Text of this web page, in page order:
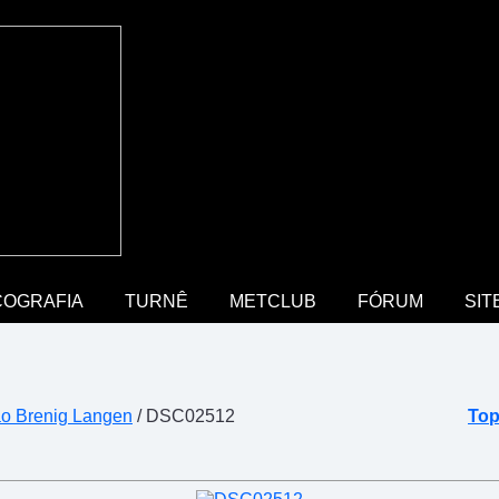
TURNÊ METCLUB FÓRUM
Brenig Langen / DSC02512